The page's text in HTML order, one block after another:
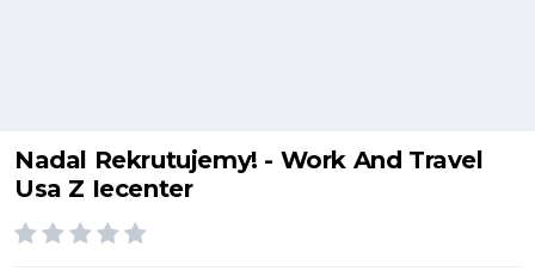
Nadal Rekrutujemy! - Work And Travel
Usa Z Iecenter